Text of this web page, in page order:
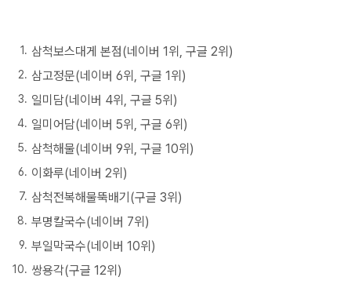
삼척보스대게 본점(네이버 1위, 구글 2위)
삼고정문(네이버 6위, 구글 1위)
일미담(네이버 4위, 구글 5위)
일미어담(네이버 5위, 구글 6위)
삼척해물(네이버 9위, 구글 10위)
이화루(네이버 2위)
삼척전복해물뚝배기(구글 3위)
부명칼국수(네이버 7위)
부일막국수(네이버 10위)
쌍용각(구글 12위)